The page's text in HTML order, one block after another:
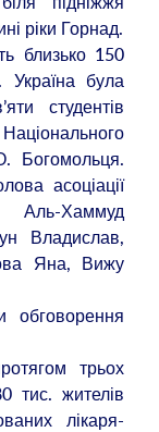
ріки Горнад.
близько 150
Україна була
студентів
Богомольця.
асоціації
Аль-Хаммуд
Владислав,
Яна, Вижу
обговорення
трьох
тис. жителів
лікаря-